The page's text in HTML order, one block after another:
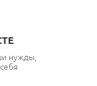
нужды,